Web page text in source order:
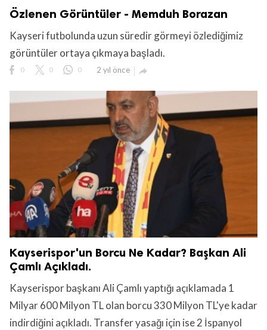
Özlenen Görüntüler - Memduh Borazan
Kayseri futbolunda uzun süredir görmeyi özlediğimiz
görüntüler ortaya çıkmaya başladı.
0 0 0 2 yıl önce 
Kayserispor'un Borcu Ne Kadar? Başkan Ali
Çamlı Açıkladı.
Kayserispor başkanı Ali Çamlı yaptığı açıklamada 1
Milyar 600 Milyon TL olan borcu 330 Milyon TL'ye kadar
indirdiğini açıkladı. Transfer yasağı için ise 2 İspanyol